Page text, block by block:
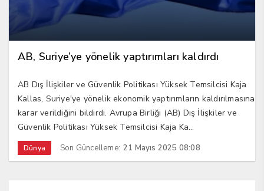
AB, Suriye’ye yönelik yaptırımları kaldırdı
AB Dış İlişkiler ve Güvenlik Politikası Yüksek Temsilcisi Kaja
Kallas, Suriye'ye yönelik ekonomik yaptırımların kaldırılmasına
karar verildiğini bildirdi. Avrupa Birliği (AB) Dış İlişkiler ve
Güvenlik Politikası Yüksek Temsilcisi Kaja Ka...
Dünya Son Güncelleme: 21 Mayıs 2025 08:08